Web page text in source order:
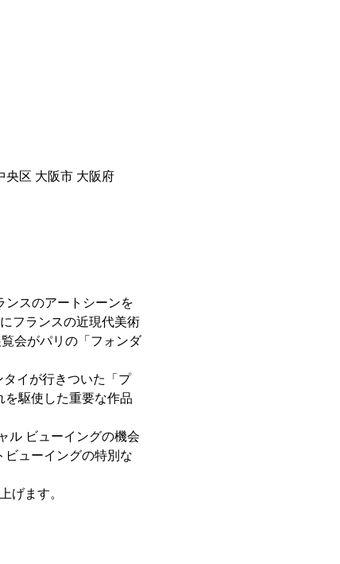
央区 大阪市 大阪府
ンスのアートシーンを
フランスの近現代美術
会がパリの「フォンダ
イが行きついた「プ
駆使した重要な作品
ル ビューイングの機会
ューイングの特別な
げます。